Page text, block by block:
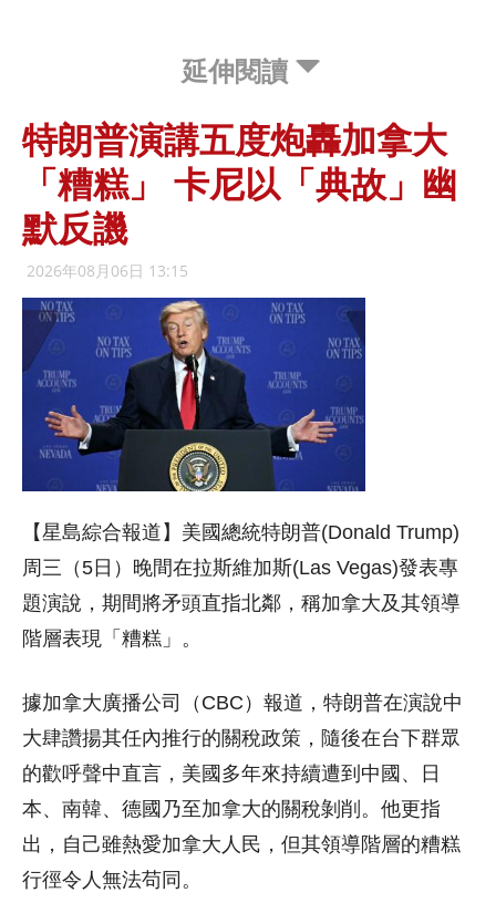
延伸閱讀
特朗普演講五度炮轟加拿大
「糟糕」 卡尼以「典故」幽
默反譏
2026年08月06日 13:15
【星島綜合報道】美國總統特朗普(Donald Trump)
周三（5日）晚間在拉斯維加斯(Las Vegas)發表專
題演說，期間將矛頭直指北鄰，稱加拿大及其領導
階層表現「糟糕」。
據加拿大廣播公司（CBC）報道，特朗普在演說中
大肆讚揚其任內推行的關稅政策，隨後在台下群眾
的歡呼聲中直言，美國多年來持續遭到中國、日
本、南韓、德國乃至加拿大的關稅剝削。他更指
出，自己雖熱愛加拿大人民，但其領導階層的糟糕
行徑令人無法苟同。